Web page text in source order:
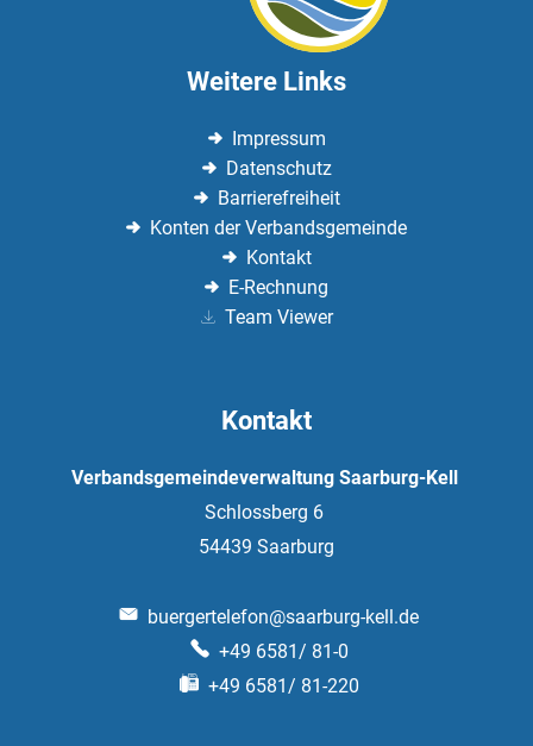
Weitere Links
Impressum
Datenschutz
Barrierefreiheit
Konten der Verbandsgemeinde
Kontakt
E-Rechnung
Team Viewer
Kontakt
Verbandsgemeindeverwaltung Saarburg-Kell
Schlossberg 6
54439 Saarburg
buergertelefon@saarburg-kell.de
+49 6581/ 81-0
+49 6581/ 81-220